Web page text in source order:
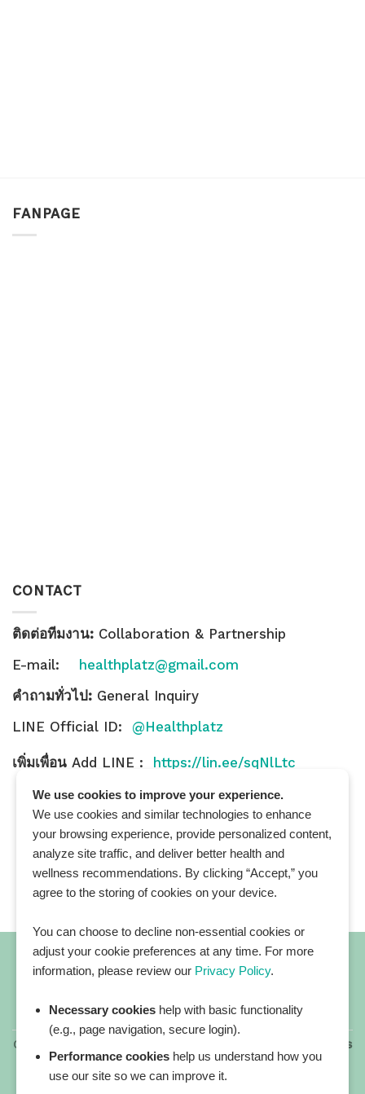
FANPAGE
CONTACT
ติดต่อทีมงาน: Collaboration & Partnership
E-mail: healthplatz@gmail.com
คำถามทั่วไป: General Inquiry
LINE Official ID: @Healthplatz
เพิ่มเพื่อน Add LINE : https://lin.ee/sqNlLtc
All blog posts
Copyright 2026 ©
All rights reserved. HEALTHPLATZ™ is
a registered trademark of Adbrandture Co., Ltd.
Our website services, content, and products are for
We use cookies to improve your experience.
We use cookies and similar technologies to enhance
your browsing experience, provide personalized content,
analyze site traffic, and deliver better health and
wellness recommendations. By clicking “Accept,” you
agree to the storing of cookies on your device.
You can choose to decline non-essential cookies or
adjust your cookie preferences at any time. For more
information, please review our Privacy Policy.
Necessary cookies help with basic functionality
(e.g., page navigation, secure login).
Performance cookies help us understand how you
use our site so we can improve it.